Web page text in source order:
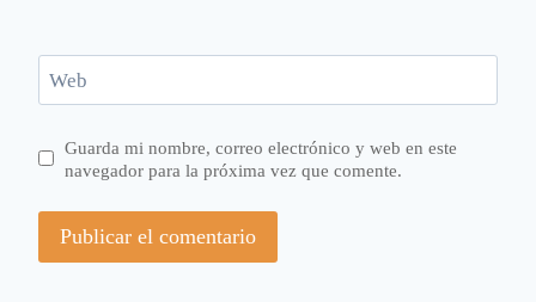
Web
Guarda mi nombre, correo electrónico y web en este
navegador para la próxima vez que comente.